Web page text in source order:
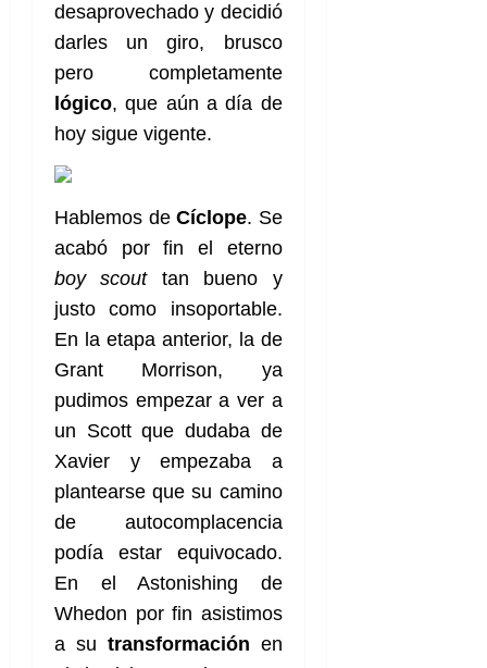
desaprovechado y decidió
darles un giro, brusco
pero completamente
lógico, que aún a día de
hoy sigue vigente.
Hablemos deCíclope. Se
acabó por fin el eterno
boy scout tan bueno y
justo como insoportable.
En la etapa anterior, la de
Grant Morrison, ya
pudimos empezar a ver a
un Scott que dudaba de
Xavier y empezaba a
plantearse que su camino
de autocomplacencia
podía estar equivocado.
En el Astonishing de
Whedon por fin asistimos
a su transformación en